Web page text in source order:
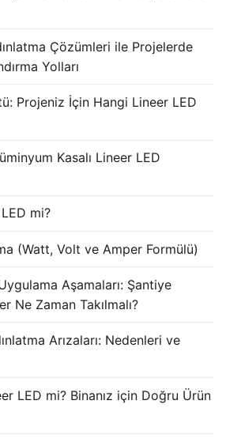
Kontrol Sistemleri
Mekan LED Driver
DMX BİLGİ
Ürün Çeşitleri Nelerdir?
LEDLine Serisi
WallWasher Serisi
KATALOG
Çözümleri ile Projelerde
Yolları
Projeniz İçin Hangi Lineer LED
Kasalı Lineer LED
mi?
(Watt, Volt ve Amper Formülü)
Aşamaları: Şantiye
Ne Zaman Takılmalı?
Arızaları: Nedenleri ve
LED mi? Binanız için Doğru Ürün